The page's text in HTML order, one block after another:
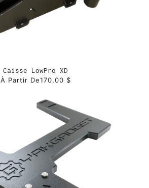
Caisse LowPro XD
À Partir De170,00 $